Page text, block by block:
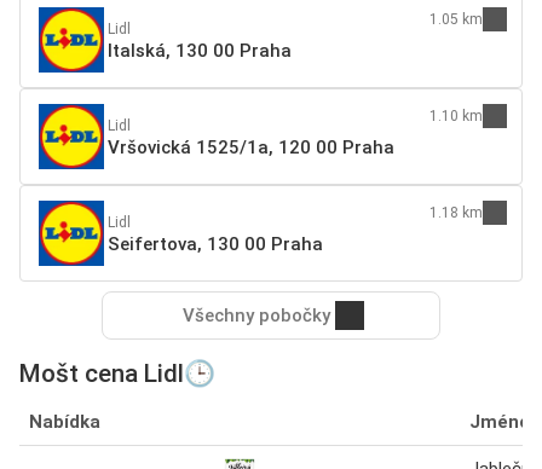
Lidl
Italská, 130 00 Praha
1.05 km
Lidl
Vršovická 1525/1a, 120 00 Praha
1.10 km
Lidl
Seifertova, 130 00 Praha
1.18 km
Všechny pobočky
Mošt cena Lidl🕒
Nabídka Jméno